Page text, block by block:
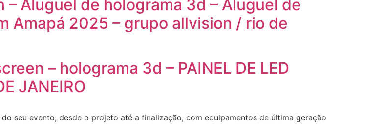
Aluguel de holograma 3d – Aluguel de
Amapá 2025 – grupo allvision / rio de
– holograma 3d – PAINEL DE LED
JANEIRO
seu evento, desde o projeto até a finalização, com equipamentos de última geração